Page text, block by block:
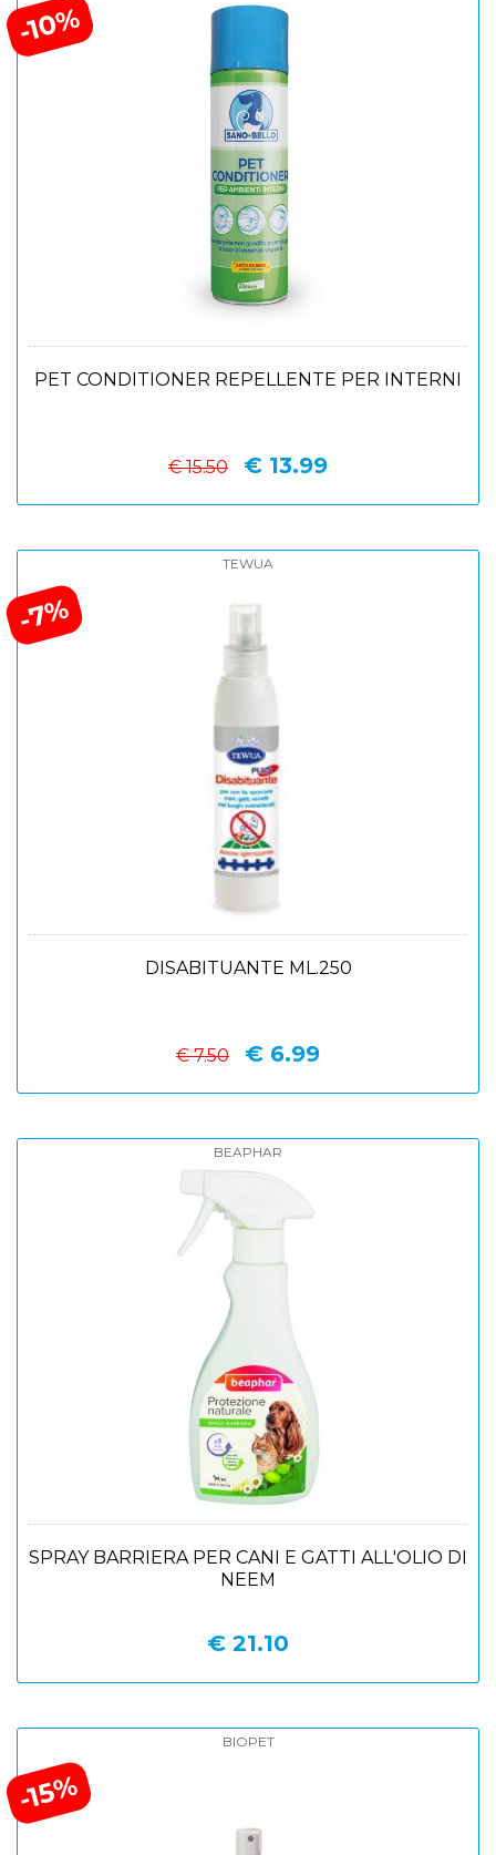
-10%
PET CONDITIONER REPELLENTE PER INTERNI
€ 15.50 € 13.99
-7%
TEWUA
DISABITUANTE ML.250
€ 7.50 € 6.99
BEAPHAR
SPRAY BARRIERA PER CANI E GATTI ALL'OLIO DI
NEEM
€ 21.10
-15%
BIOPET